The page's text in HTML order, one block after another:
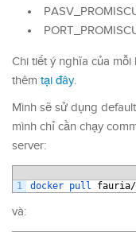
Chi tiết ý nghĩa của
thêm tại đây.
Mình sẽ sử dụng
mình chỉ cần chạy
server:
1
docker pull fauria/
và: